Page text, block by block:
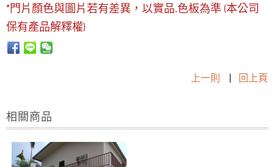
*門片顏色與圖片若有差異，以實品.色板為準 (本公司
保有產品解釋權)
上一則 | 回上頁
相關商品